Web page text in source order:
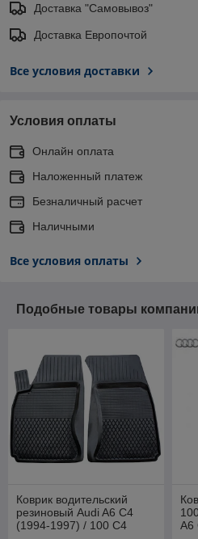
Доставка "Самовывоз"
Доставка Европочтой
Все условия доставки
Условия оплаты
Онлайн оплата
Наложенный платеж
Безналичный расчет
Наличными
Все условия оплаты
Подобные товары
Коврик водительский
резиновый Audi A6 C4
(1994-1997) / 100 C4
A6